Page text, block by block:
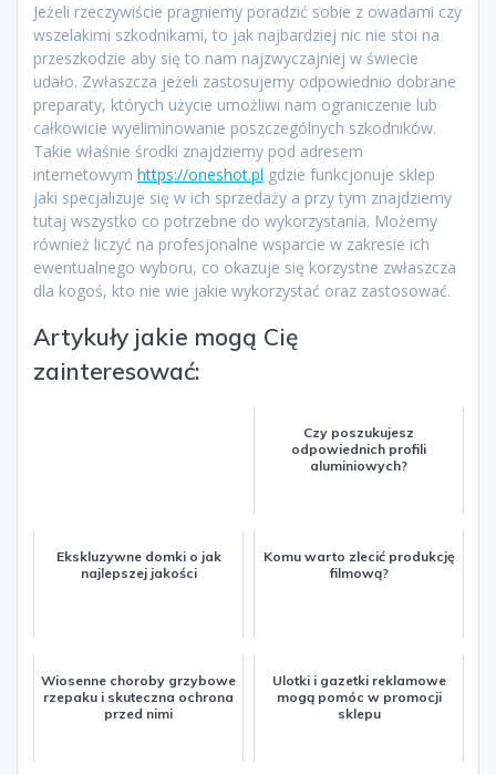
Jeżeli rzeczywiście pragniemy poradzić sobie z owadami czy
wszelakimi szkodnikami, to jak najbardziej nic nie stoi na
przeszkodzie aby się to nam najzwyczajniej w świecie
udało. Zwłaszcza jeżeli zastosujemy odpowiednio dobrane
preparaty, których użycie umożliwi nam ograniczenie lub
całkowicie wyeliminowanie poszczególnych szkodników.
Takie właśnie środki znajdziemy pod adresem
internetowym https://oneshot.pl gdzie funkcjonuje sklep
jaki specjalizuje się w ich sprzedaży a przy tym znajdziemy
tutaj wszystko co potrzebne do wykorzystania. Możemy
również liczyć na profesjonalne wsparcie w zakresie ich
ewentualnego wyboru, co okazuje się korzystne zwłaszcza
dla kogoś, kto nie wie jakie wykorzystać oraz zastosować.
Artykuły jakie mogą Cię
zainteresować:
Czy poszukujesz
odpowiednich profili
aluminiowych?
Ekskluzywne domki o jak
najlepszej jakości
Komu warto zlecić produkcję
filmową?
Wiosenne choroby grzybowe
rzepaku i skuteczna ochrona
przed nimi
Ulotki i gazetki reklamowe
mogą pomóc w promocji
sklepu